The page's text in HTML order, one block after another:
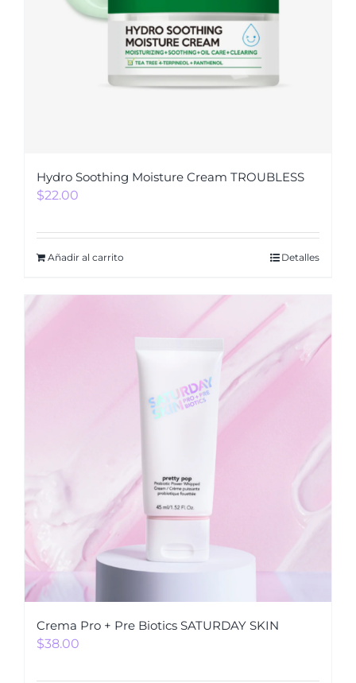
Hydro Soothing Moisture Cream TROUBLESS
$22.00
Añadir al carrito Detalles
Crema Pro + Pre Biotics SATURDAY SKIN
$38.00